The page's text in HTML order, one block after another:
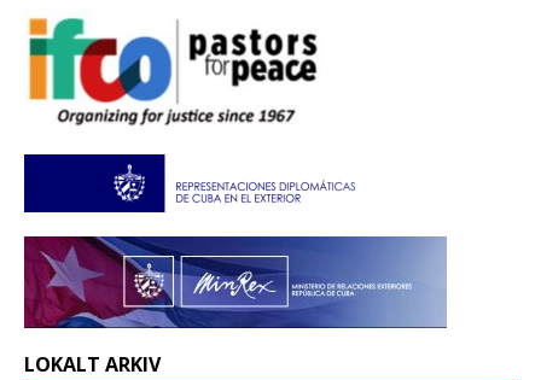
LOKALT ARKIV